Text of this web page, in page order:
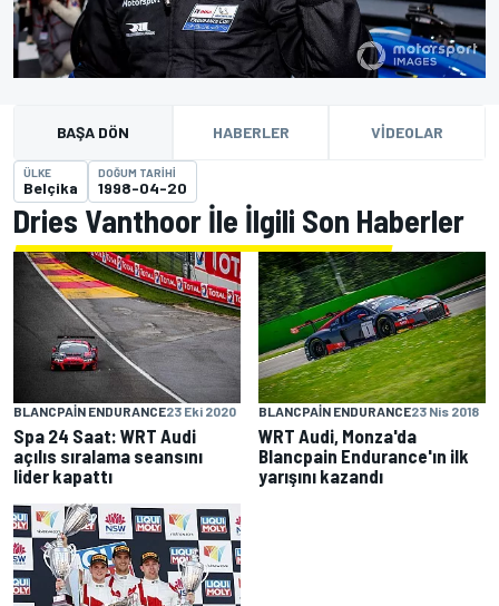
BAŞA DÖN HABERLER VIDEOLAR
ÜLKE
Belçika
DOĞUM TARIHI
1998-04-20
Dries Vanthoor İle İlgili Son Haberler
BLANCPAIN ENDURANCE23 Eki 2020
Spa 24 Saat: WRT Audi
açılıs sıralama seansını
lider kapattı
BLANCPAIN ENDURANCE23 Nis 2018
WRT Audi, Monza'da
Blancpain Endurance'ın ilk
yarışını kazandı